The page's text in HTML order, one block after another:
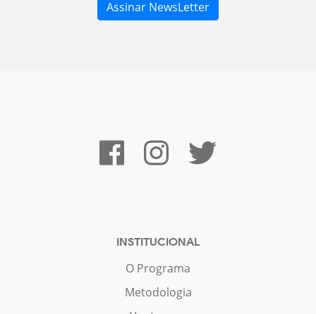
INSTITUCIONAL
O Programa
Metodologia